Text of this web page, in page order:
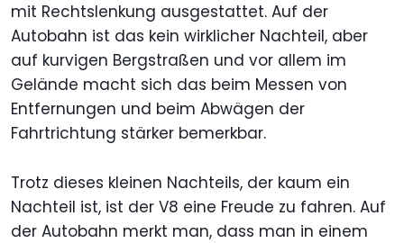
mit Rechtslenkung ausgestattet. Auf der
Autobahn ist das kein wirklicher Nachteil, aber
auf kurvigen Bergstraßen und vor allem im
Gelände macht sich das beim Messen von
Entfernungen und beim Abwägen der
Fahrtrichtung stärker bemerkbar.
Trotz dieses kleinen Nachteils, der kaum ein
Nachteil ist, ist der V8 eine Freude zu fahren. Auf
der Autobahn merkt man, dass man in einem